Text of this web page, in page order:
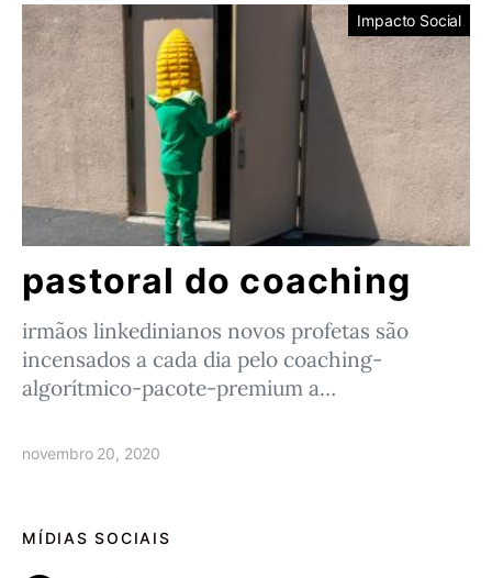
Impacto Social
pastoral do coaching
irmãos linkedinianos novos profetas são
incensados a cada dia pelo coaching-
algorítmico-pacote-premium a…
novembro 20, 2020
MÍDIAS SOCIAIS